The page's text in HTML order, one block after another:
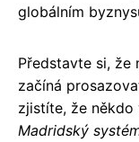
globálním
Představte si, že
začíná
zjistíte, že někdo
Madridský